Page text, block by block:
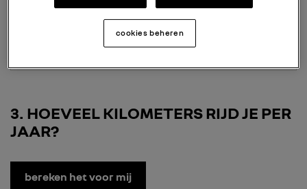
+ € 167 per maand
3 HOEVEEL KILOMETERS RIJD JE PER
JAAR?
bereken het voor mij
cookies beheren